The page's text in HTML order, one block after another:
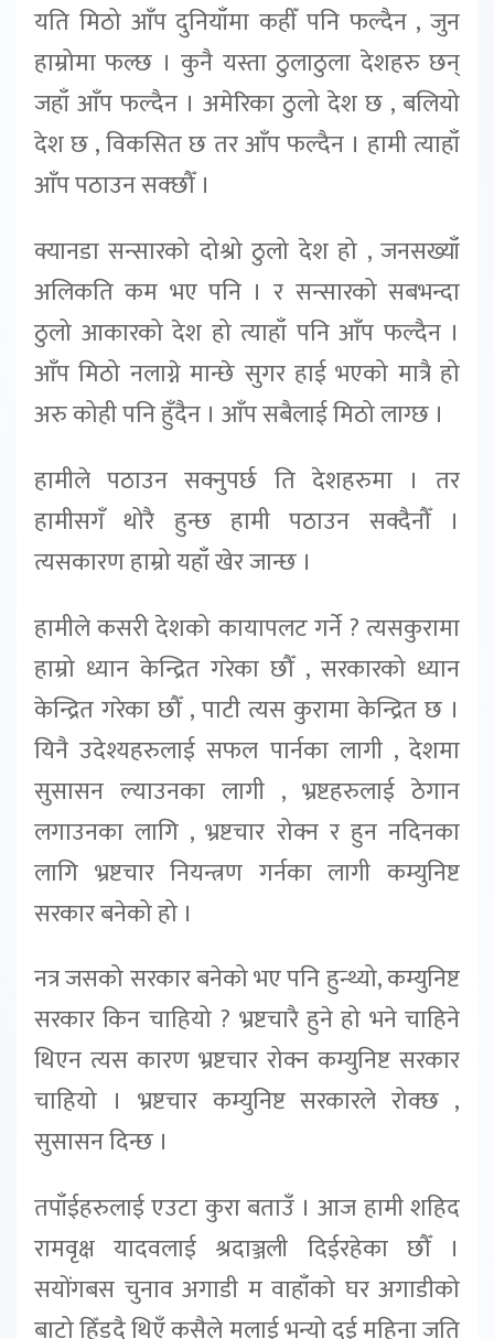
यति मिठो आँप दुनियाँमा कहीँ पनि फल्दैन , जुन
हाम्रोमा फल्छ । कुनै यस्ता ठुलाठुला देशहरु छन्
जहाँ आँप फल्दैन । अमेरिका ठुलो देश छ , बलियो
देश छ , विकसित छ तर आँप फल्दैन । हामी त्याहाँ
आँप पठाउन सक्छौँ ।
क्यानडा सन्सारको दोश्रो ठुलो देश हो , जनसख्याँ
अलिकति कम भए पनि । र सन्सारको सबभन्दा
ठुलो आकारको देश हो त्याहाँ पनि आँप फल्दैन ।
आँप मिठो नलाग्ने मान्छे सुगर हाई भएको मात्रै हो
अरु कोही पनि हुँदैन । आँप सबैलाई मिठो लाग्छ ।
हामीले पठाउन सक्नुपर्छ ति देशहरुमा । तर
हामीसगँ थोरै हुन्छ हामी पठाउन सक्दैनौँ ।
त्यसकारण हाम्रो यहाँ खेर जान्छ ।
हामीले कसरी देशको कायापलट गर्ने ? त्यसकुरामा
हाम्रो ध्यान केन्द्रित गरेका छौँ , सरकारको ध्यान
केन्द्रित गरेका छौँ , पाटी त्यस कुरामा केन्द्रित छ ।
यिनै उदेश्यहरुलाई सफल पार्नका लागी , देशमा
सुसासन ल्याउनका लागी , भ्रष्टहरुलाई ठेगान
लगाउनका लागि , भ्रष्टचार रोक्न र हुन नदिनका
लागि भ्रष्टचार नियन्त्रण गर्नका लागी कम्युनिष्ट
सरकार बनेको हो ।
नत्र जसको सरकार बनेको भए पनि हुन्थ्यो, कम्युनिष्ट
सरकार किन चाहियो ? भ्रष्टचारै हुने हो भने चाहिने
थिएन त्यस कारण भ्रष्टचार रोक्न कम्युनिष्ट सरकार
चाहियो । भ्रष्टचार कम्युनिष्ट सरकारले रोक्छ ,
सुसासन दिन्छ ।
तपाँईहरुलाई एउटा कुरा बताउँ । आज हामी शहिद
रामवृक्ष यादवलाई श्रदाञ्जली दिईरहेका छौँ ।
सयोंगबस चुनाव अगाडी म वाहाँको घर अगाडीको